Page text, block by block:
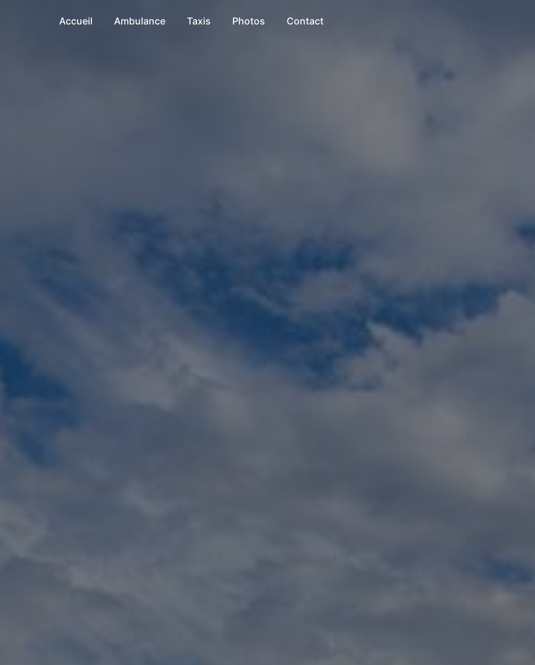
Accueil Ambulance Taxis Photos Contact